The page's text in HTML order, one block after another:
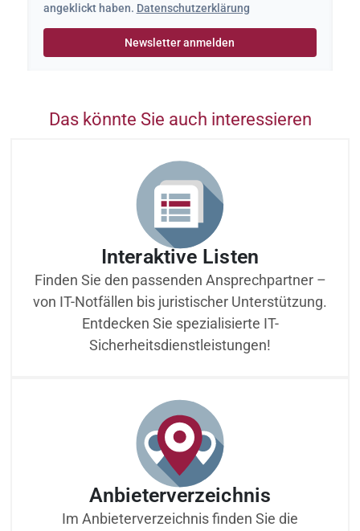
angeklickt haben. Datenschutzerklärung
Das könnte Sie auch interessieren
Interaktive Listen
Finden Sie den passenden Ansprechpartner –
von IT-Notfällen bis juristischer Unterstützung.
Entdecken Sie spezialisierte IT-
Sicherheitsdienstleistungen!
Anbieterverzeichnis
Im Anbieterverzeichnis finden Sie die